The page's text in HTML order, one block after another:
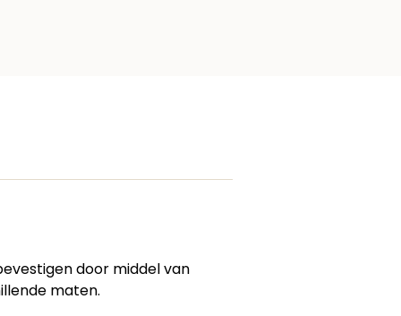
door middel van
maten.